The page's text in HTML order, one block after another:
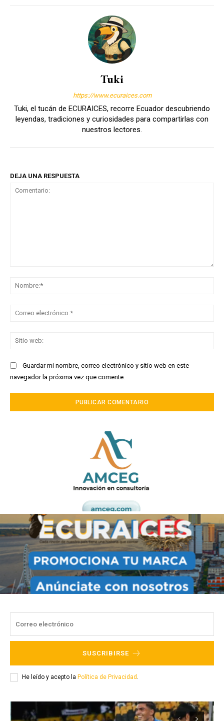
Tuki
https://www.ecuraices.com
Tuki, el tucán de ECURAICES, recorre Ecuador descubriendo
leyendas, tradiciones y curiosidades para compartirlas con
nuestros lectores.
DEJA UNA RESPUESTA
Guardar mi nombre, correo electrónico y sitio web en este
navegador la próxima vez que comente.
SUSCRIBIRSE
He leído y acepto la Política de Privacidad .